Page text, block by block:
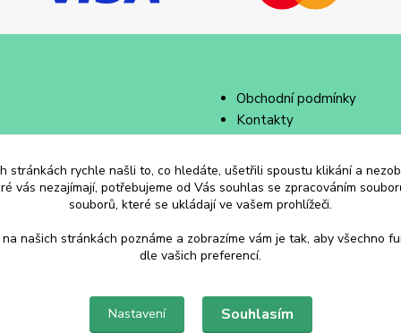
Obchodní podmínky
Kontakty
stránkách rychle našli to, co hledáte, ušetřili spoustu klikání a
vás nezajímají, potřebujeme od Vás souhlas se zpracováním
souborů, které se ukládají ve vašem prohlížeči.
našich stránkách poznáme a zobrazíme vám je tak, aby všechno
dle vašich preferencí.
Nastavení Souhlasím